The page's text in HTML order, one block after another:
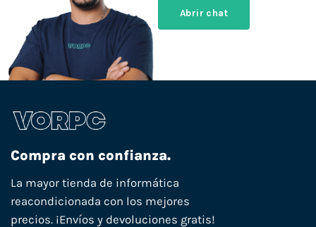
Abrir chat
Compra con confianza.
La mayor tienda de informática
reacondicionada con los mejores
precios. ¡Envíos y devoluciones gratis!